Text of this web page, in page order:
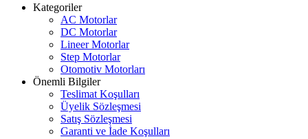
Kategoriler
AC Motorlar
DC Motorlar
Lineer Motorlar
Step Motorlar
Otomotiv Motorları
Önemli Bilgiler
Teslimat Koşulları
Üyelik Sözleşmesi
Satış Sözleşmesi
Garanti ve İade Koşulları